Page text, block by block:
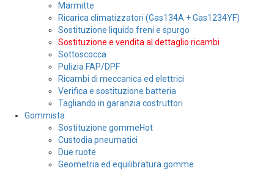
Marmitte
Ricarica climatizzatori (Gas134A + Gas1234YF)
Sostituzione liquido freni e spurgo
Sostituzione e vendita al dettaglio ricambi
Sottoscocca
Pulizia FAP/DPF
Ricambi di meccanica ed elettrici
Verifica e sostituzione batteria
Tagliando in garanzia costruttori
Gommista
Sostituzione gommeHot
Custodia pneumatici
Due ruote
Geometria ed equilibratura gomme